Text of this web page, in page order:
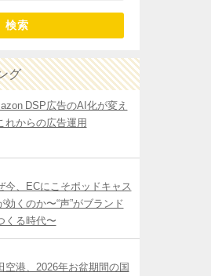
検索
グ
DSP広告のAI化が変え
れからの広告運用
今、ECにこそポッドキャス
効くのか〜“声”がブランド
くる時代〜
空港、2026年お盆期間の国